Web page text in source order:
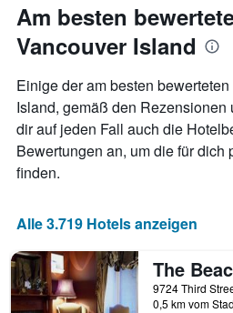
Am besten
Vancouver Island
Einige der am besten
Island, gemäß den Rezensionen
dir auf jeden Fall auch die
Bewertungen an, um die für dich
finden.
Alle 3.719 Hotels anzeigen
0,5 km vom